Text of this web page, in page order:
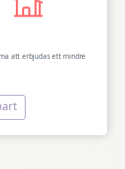
att erbjudas ett mindre